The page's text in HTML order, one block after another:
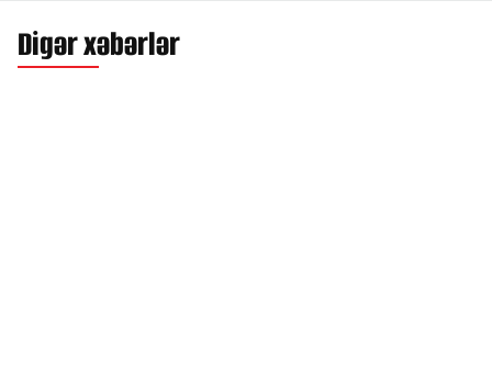
Digər xəbərlər